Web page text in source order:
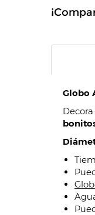
Globo